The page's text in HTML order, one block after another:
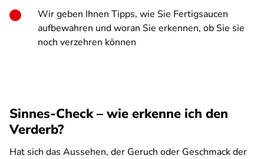
Wir geben Ihnen Tipps, wie Sie Fertigsaucen
aufbewahren und woran Sie erkennen, ob Sie sie
noch verzehren können
Sinnes-Check – wie erkenne ich den
Verderb?
Hat sich das Aussehen, der Geruch oder Geschmack der